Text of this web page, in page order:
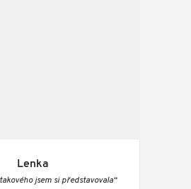
Lenka
jsem si představovala“